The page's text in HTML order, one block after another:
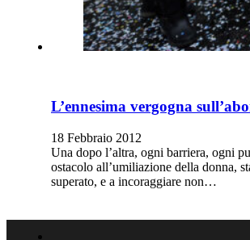
L’ennesima vergogna
18 Febbraio 2012
Una dopo l’altra, ogni barriera, ogni
ostacolo all’umiliazione della donna,
superato, e a incoraggiare non…